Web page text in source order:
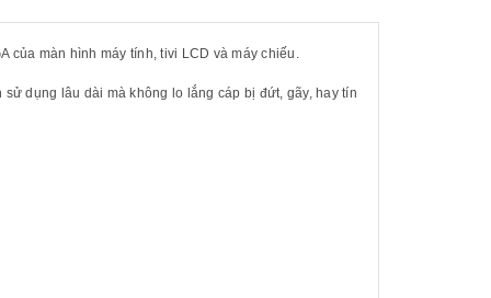
màn hình máy tính, tivi LCD và máy chiếu.
dụng lâu dài mà không lo lắng cáp bị đứt, gãy, hay tín